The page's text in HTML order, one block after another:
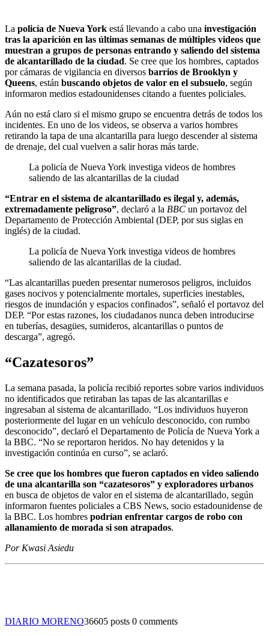
La policía de Nueva York está llevando a cabo una investigación
tras la aparición en las últimas semanas de múltiples videos que
muestran a grupos de personas entrando y saliendo del sistema
de alcantarillado de la ciudad. Se cree que los hombres, captados
por cámaras de vigilancia en diversos barrios de Brooklyn y
Queens, están buscando objetos de valor en el subsuelo, según
informaron medios estadounidenses citando a fuentes policiales.
Aún no está claro si el mismo grupo se encuentra detrás de todos los
incidentes. En uno de los videos, se observa a varios hombres
retirando la tapa de una alcantarilla para luego descender al sistema
de drenaje, del cual vuelven a salir horas más tarde.
La policía de Nueva York investiga videos de hombres
saliendo de las alcantarillas de la ciudad
“Entrar en el sistema de alcantarillado es ilegal y, además,
extremadamente peligroso”, declaró a la BBC un portavoz del
Departamento de Protección Ambiental (DEP, por sus siglas en
inglés) de la ciudad.
La policía de Nueva York investiga videos de hombres
saliendo de las alcantarillas de la ciudad.
“Las alcantarillas pueden presentar numerosos peligros, incluidos
gases nocivos y potencialmente mortales, superficies inestables,
riesgos de inundación y espacios confinados”, señaló el portavoz del
DEP. “Por estas razones, los ciudadanos nunca deben introducirse
en tuberías, desagües, sumideros, alcantarillas o puntos de
descarga”, agregó.
“Cazatesoros”
La semana pasada, la policía recibió reportes sobre varios individuos
no identificados que retiraban las tapas de las alcantarillas e
ingresaban al sistema de alcantarillado. “Los individuos huyeron
posteriormente del lugar en un vehículo desconocido, con rumbo
desconocido”, declaró el Departamento de Policía de Nueva York a
la BBC. “No se reportaron heridos. No hay detenidos y la
investigación continúa en curso”, se aclaró.
Se cree que los hombres que fueron captados en video saliendo
de una alcantarilla son “cazatesoros” y exploradores urbanos
en busca de objetos de valor en el sistema de alcantarillado, según
informaron fuentes policiales a CBS News, socio estadounidense de
la BBC. Los hombres podrían enfrentar cargos de robo con
allanamiento de morada si son atrapados.
Por Kwasi Asiedu
DIARIO MORENO36605 posts 0 comments